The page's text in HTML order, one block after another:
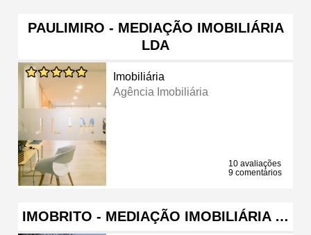
PAULIMIRO - MEDIAÇÃO IMOBILIÁRIA
LDA
Imobiliária
Agência Imobiliária
10 avaliações
9 comentários
IMOBRITO - MEDIAÇÃO IMOBILIÁRIA …